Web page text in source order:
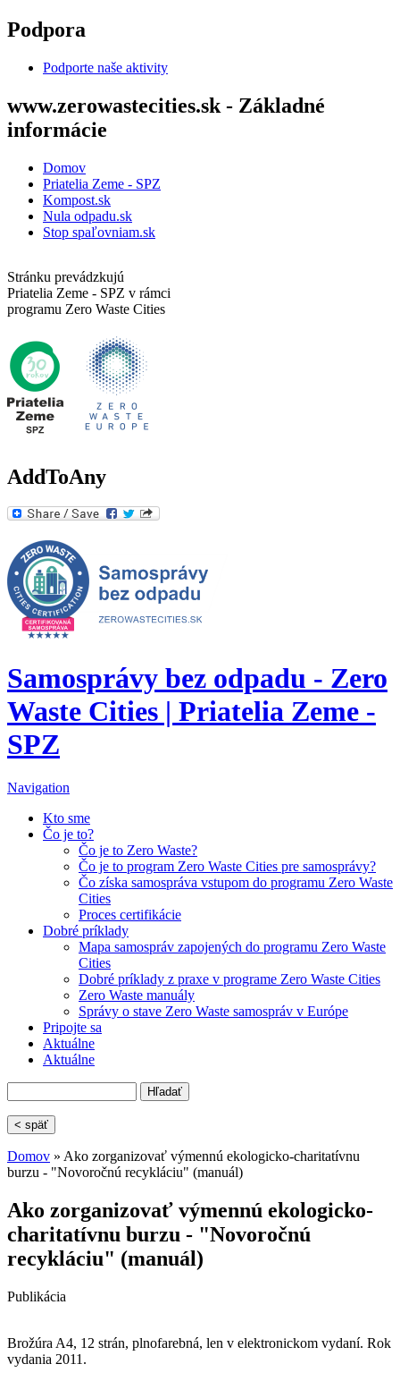
Skočiť na hlavný obsah
Podpora
Podporte naše aktivity
www.zerowastecities.sk - Základné
informácie
Domov
Priatelia Zeme - SPZ
Kompost.sk
Nula odpadu.sk
Stop spaľovniam.sk
Stránku prevádzkujú
Priatelia Zeme - SPZ v rámci
programu Zero Waste Cities
AddToAny
Samosprávy bez odpadu - Zero
Waste Cities | Priatelia Zeme -
SPZ
Navigation
Kto sme
Čo je to?
Čo je to Zero Waste?
Čo je to program Zero Waste Cities pre samosprávy?
Čo získa samospráva vstupom do programu Zero Waste
Cities
Proces certifikácie
Dobré príklady
Mapa samospráv zapojených do programu Zero Waste
Cities
Dobré príklady z praxe v programe Zero Waste Cities
Zero Waste manuály
Správy o stave Zero Waste samospráv v Európe
Pripojte sa
Aktuálne
Aktuálne
Vyhľadávanie
< späť
Nachádzate sa tu
Domov » Ako zorganizovať výmennú ekologicko-charitatívnu
burzu - "Novoročnú recykláciu" (manuál)
Ako zorganizovať výmennú ekologicko-
charitatívnu burzu - "Novoročnú
recykláciu" (manuál)
Publikácia
Brožúra A4, 12 strán, plnofarebná, len v elektronickom vydaní. Rok
vydania 2011.